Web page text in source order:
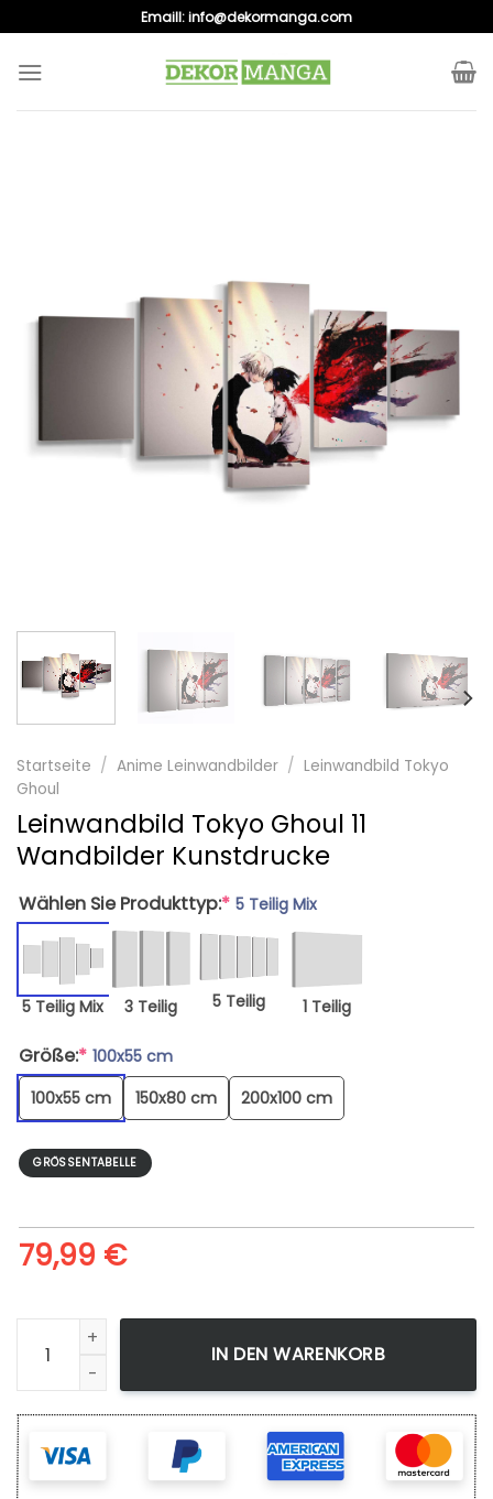
to
content
Emaill:info@dekormanga.com
Startseite / Anime Leinwandbilder / Leinwandbild Tokyo
Ghoul
Leinwandbild Tokyo Ghoul 11
Wandbilder Kunstdrucke
Wählen Sie Produkttyp:* 5 Teilig Mix
5 Teilig Mix 3 Teilig 5 Teilig 1 Teilig
Größe:* 100x55 cm
100x55 cm
150x80 cm 200x100 cm
GRÖSSENTABELLE
79,99 €
Leinwandbild Tokyo Ghoul 11 Wandbilder Kunstdrucke Menge
IN DEN WARENKORB